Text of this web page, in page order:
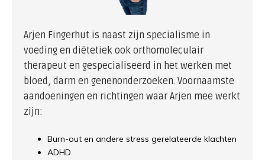
Arjen Fingerhut is naast zijn specialisme in
voeding en diëtetiek ook orthomoleculair
therapeut en gespecialiseerd in het werken met
bloed, darm en genenonderzoeken. Voornaamste
aandoeningen en richtingen waar Arjen mee werkt
zijn:
Burn-out en andere stress gerelateerde klachten
ADHD